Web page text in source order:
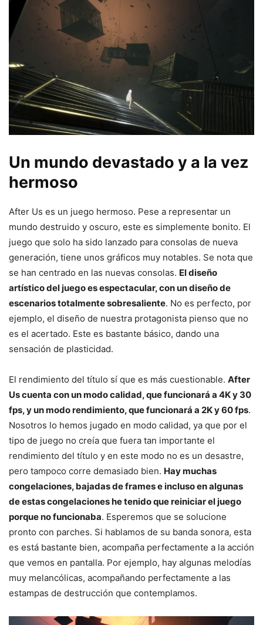
Un mundo devastado y a la vez
hermoso
After Us es un juego hermoso. Pese a representar un
mundo destruido y oscuro, este es simplemente bonito. El
juego que solo ha sido lanzado para consolas de nueva
generación, tiene unos gráficos muy notables. Se nota que
se han centrado en las nuevas consolas. El diseño
artístico del juego es espectacular, con un diseño de
escenarios totalmente sobresaliente. No es perfecto, por
ejemplo, el diseño de nuestra protagonista pienso que no
es el acertado. Este es bastante básico, dando una
sensación de plasticidad.
El rendimiento del título sí que es más cuestionable. After
Us cuenta con un modo calidad, que funcionará a 4K y 30
fps, y un modo rendimiento, que funcionará a 2K y 60 fps.
Nosotros lo hemos jugado en modo calidad, ya que por el
tipo de juego no creía que fuera tan importante el
rendimiento del título y en este modo no es un desastre,
pero tampoco corre demasiado bien. Hay muchas
congelaciones, bajadas de frames e incluso en algunas
de estas congelaciones he tenido que reiniciar el juego
porque no funcionaba. Esperemos que se solucione
pronto con parches. Si hablamos de su banda sonora, esta
es está bastante bien, acompaña perfectamente a la acción
que vemos en pantalla. Por ejemplo, hay algunas melodías
muy melancólicas, acompañando perfectamente a las
estampas de destrucción que contemplamos.